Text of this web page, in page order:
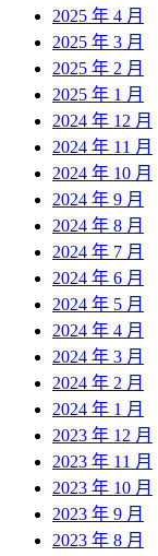
2025 年 4 月
2025 年 3 月
2025 年 2 月
2025 年 1 月
2024 年 12 月
2024 年 11 月
2024 年 10 月
2024 年 9 月
2024 年 8 月
2024 年 7 月
2024 年 6 月
2024 年 5 月
2024 年 4 月
2024 年 3 月
2024 年 2 月
2024 年 1 月
2023 年 12 月
2023 年 11 月
2023 年 10 月
2023 年 9 月
2023 年 8 月